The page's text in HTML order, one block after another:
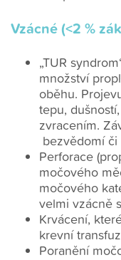
Vzácné (<2 %
„TUR
množství
oběhu.
tepu,
zvracením.
bezvědomí
Perforace
močového
močového
velmi vzácně
Krvácení,
krevní
Poranění